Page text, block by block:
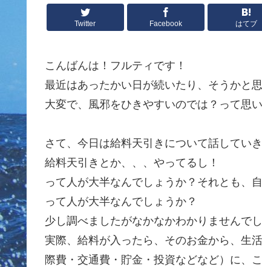
Twitter Facebook はてブ
こんばんは！フルティです！
最近はあったかい日が続いたり、そうかと
大変で、風邪をひきやすいのでは？って思
さて、今日は給料天引きについて話していき
給料天引きとか、、、やってるし！
って人が大半なんでしょうか？それとも、
って人が大半なんでしょうか？
少し調べましたがなかなかわかりませんでし
実際、給料が入ったら、そのお金から、生
際費・交通費・貯金・投資などなど）に、